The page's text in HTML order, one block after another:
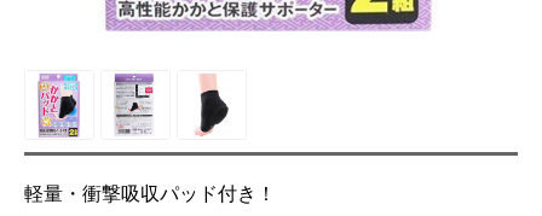
軽量・衝撃吸収パッド付き！